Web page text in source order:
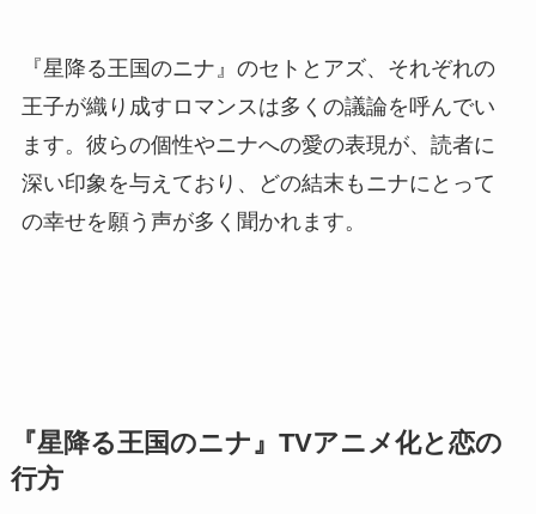
『星降る王国のニナ』のセトとアズ、それぞれの
王子が織り成すロマンスは多くの議論を呼んでい
ます。彼らの個性やニナへの愛の表現が、読者に
深い印象を与えており、どの結末もニナにとって
の幸せを願う声が多く聞かれます。
『星降る王国のニナ』TVアニメ化と恋の
行方